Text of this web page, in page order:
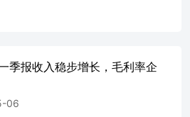
至47.4%；2）负债端：存款挂牌
存款成本或仍有下行空间。 资产质量
垫仍较厚实。25A/1Q26不良率环比均
1Q26单季不良净生成率分别为
要是25年四季度零售风险有所上升。从
季报收入稳步增长，毛利率企
06